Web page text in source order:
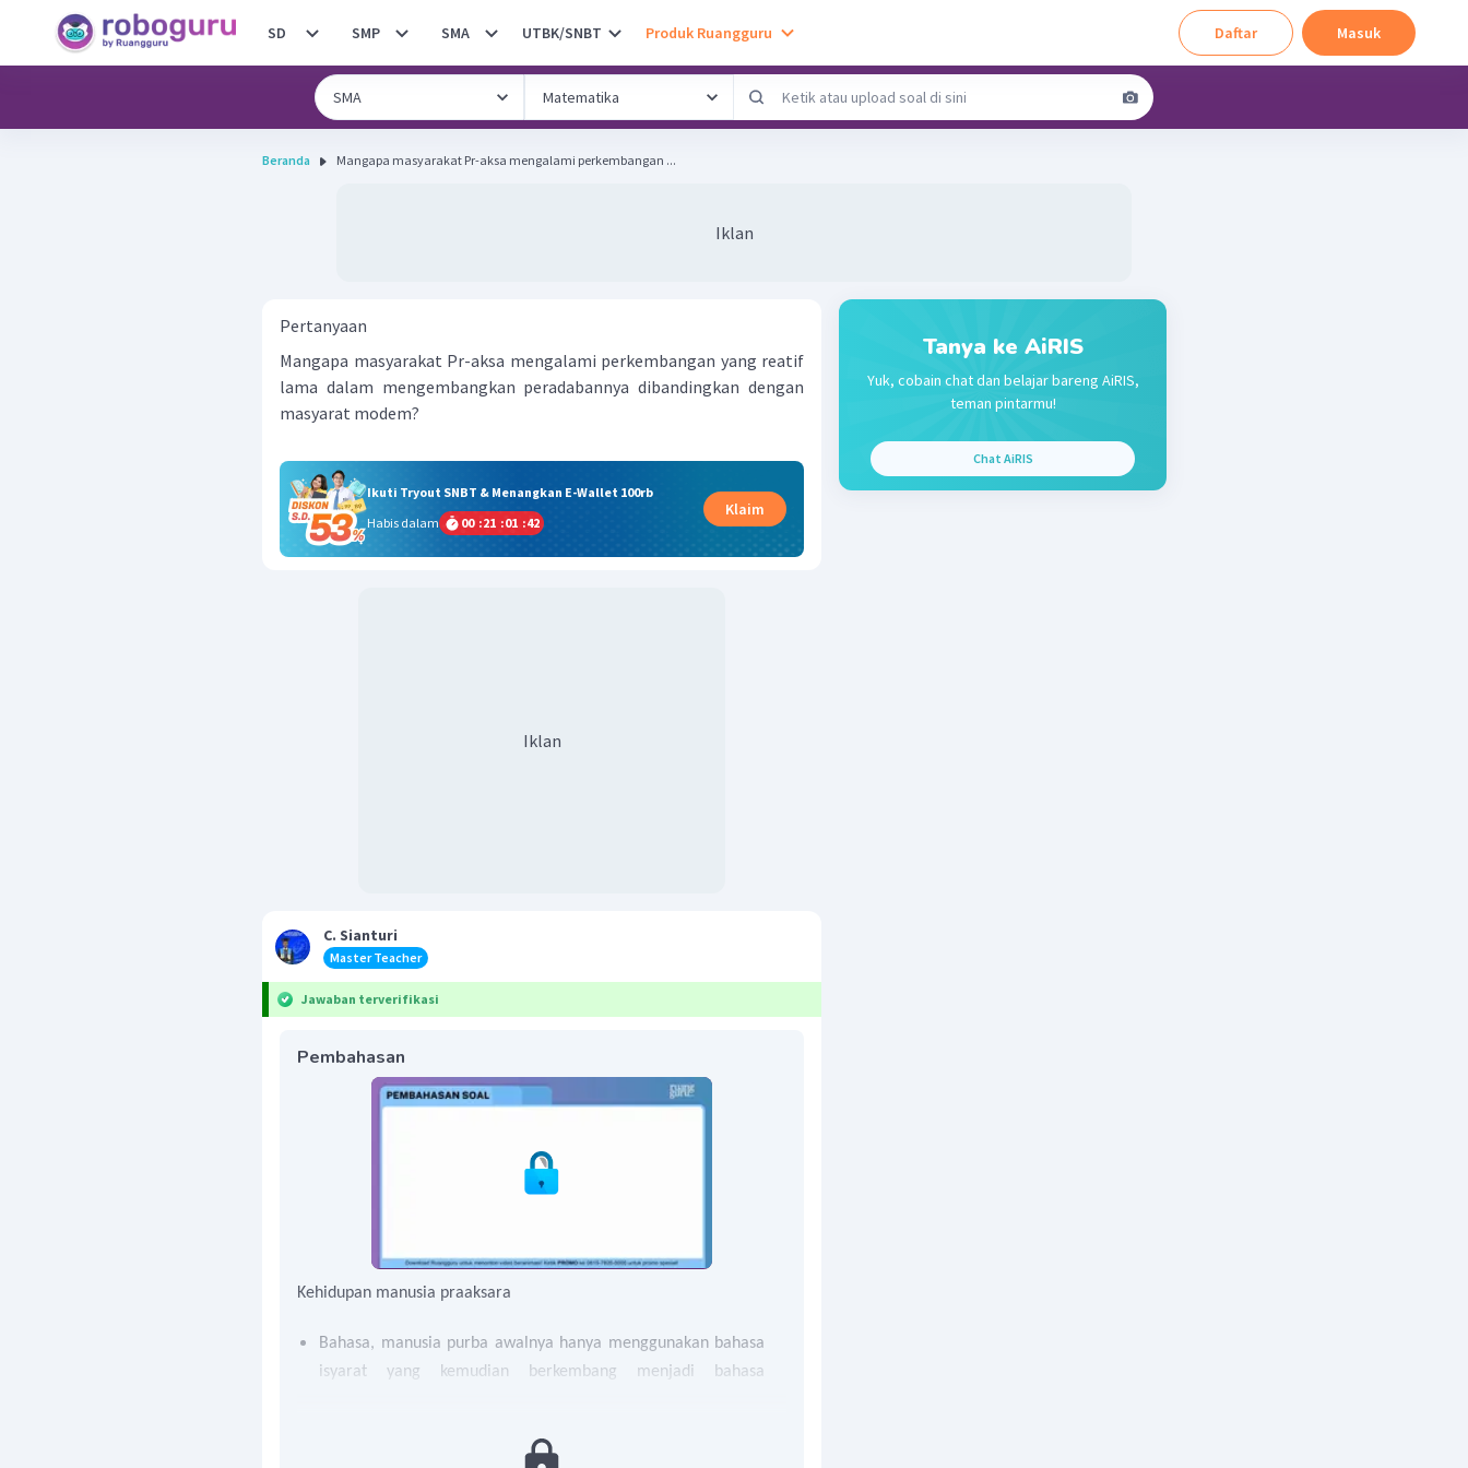
SD SMP SMA UTBK/SNBT Produk Ruangguru Daftar Masuk
Beranda Mangapa masyarakat Pr-aksa mengalami perkembangan ...
Iklan
Pertanyaan
Mangapa masyarakat Pr-aksa mengalami perkembangan yang reatif
lama dalam mengembangkan peradabannya dibandingkan dengan
masyarat modem?
Ikuti Tryout SNBT & Menangkan E-Wallet 100rb
Habis dalam
00 :21 :01 :41
Klaim
Iklan
C. Sianturi
Master Teacher
Jawaban terverifikasi
Pembahasan
Kehidupan manusia praaksara
Bahasa, manusia purba awalnya hanya menggunakan bahasa
isyarat yang kemudian berkembang menjadi bahasa
Pola hunian, Awal kehidupan manusia purba hidup dengan
Tanya ke AiRIS
Yuk, cobain chat dan belajar bareng AiRIS,
teman pintarmu!
Chat AiRIS